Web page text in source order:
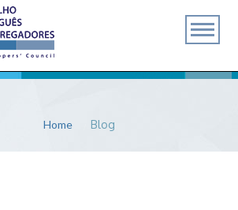
Home Blog